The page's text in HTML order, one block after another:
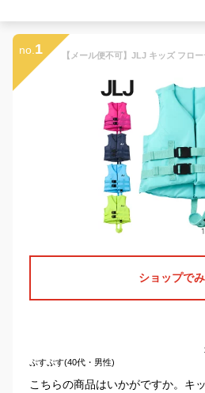
no. 1
ショップで
ぷすぷす(40代・男性)
こちらの商品はいかがですか。キ